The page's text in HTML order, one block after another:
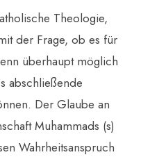
Theologie,
der Frage, ob es für
überhaupt möglich
abschließende
Der Glaube an
Muhammads (s)
Wahrheitsanspruch